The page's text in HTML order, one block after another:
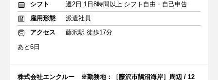
シフト
週2日 1日8時間以上 シフト自由・自己申告
雇用形態
派遣社員
アクセス
藤沢駅 徒歩17分
あと6日
株式会社エンクルー ※勤務地：［藤沢市鵠沼海岸］周辺 / 12